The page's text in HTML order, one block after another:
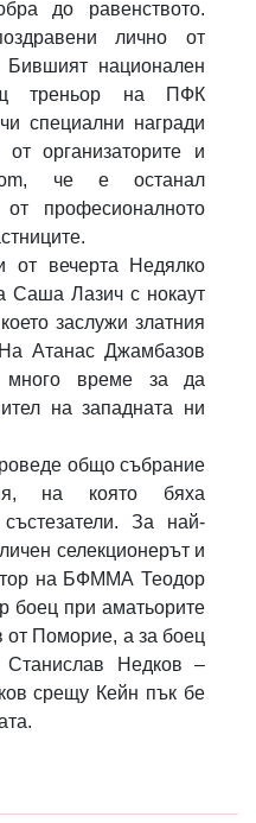
до равенството.
лично от
национален
треньор на ПФК
специални награди
организаторите и
, че е останал
от професионалното
вечерта Недялко
Саша Лазич с нокаут
заслужи златния
Атанас Джамбазов
време за да
на западната ни
общо събрание
на която бяха
За най-
селекционерът и
на БФММА Теодор
боец при аматьорите
от Поморие, а за боец
Станислав Недков –
срещу Кейн пък бе